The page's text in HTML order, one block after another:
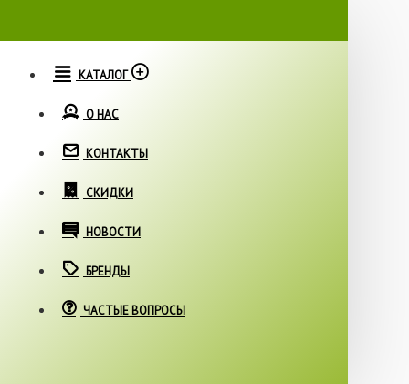
КАТАЛОГ
О НАС
КОНТАКТЫ
СКИДКИ
НОВОСТИ
БРЕНДЫ
ЧАСТЫЕ ВОПРОСЫ